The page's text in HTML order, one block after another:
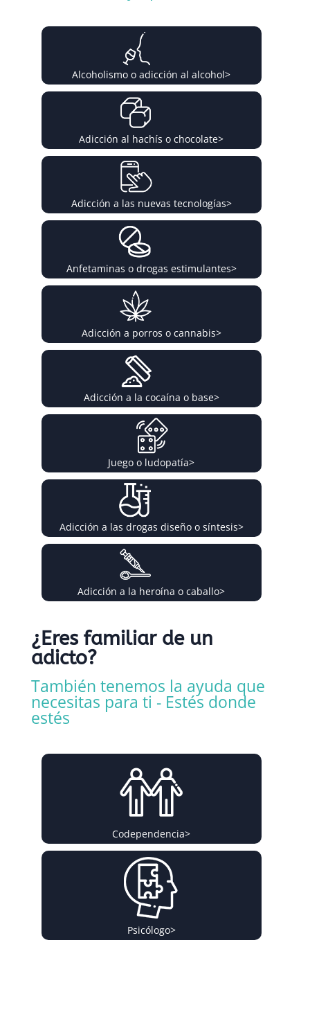
Alcoholismo o adicción al alcohol>
Adicción al hachís o chocolate>
Adicción a las nuevas tecnologías>
Anfetaminas o drogas estimulantes>
Adicción a porros o cannabis>
Adicción a la cocaína o base>
Juego o ludopatía>
Adicción a las drogas diseño o síntesis>
Adicción a la heroína o caballo>
¿Eres familiar de un
adicto?
También tenemos la ayuda que
necesitas para ti - Estés donde
estés
Codependencia>
Psicólogo>